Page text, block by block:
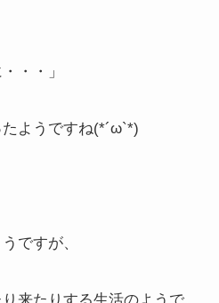
・・」
ようですね(*´ω`*)
ですが、
来たりする生活のようで、